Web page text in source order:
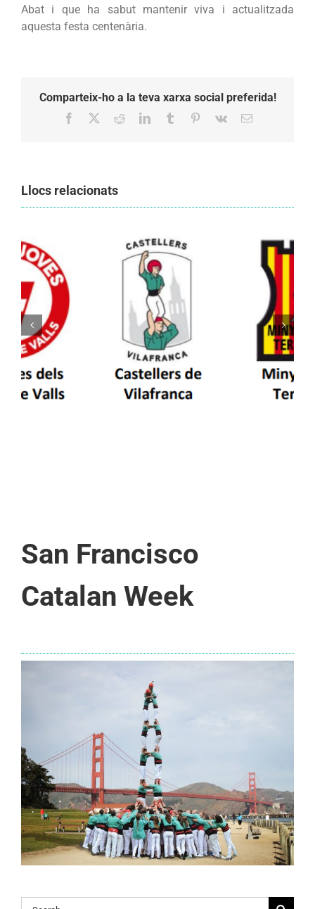
Abat i que ha sabut mantenir viva i actualitzada
aquesta festa centenària.
Comparteix-ho a la teva xarxa social preferida!
Facebook RedditLinkedInTumblr Pinterest
Vk Email:
Llocs relacionats
Els Castellers de Vilafranca unieixen tradició i
patrimoni en un viatge de colla a la Vall
d’Aran i a la Vall de Boí
San Francisco
Catalan Week
Search